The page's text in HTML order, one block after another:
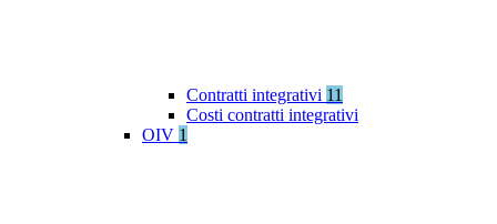
Contratti integrativi 11
Costi contratti integrativi
OIV 1